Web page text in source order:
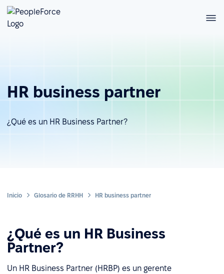
HR business partner
¿Qué es un HR Business Partner?
Inicio Glosario de RRHH HR business partner
¿Qué es un HR Business
Partner?
Un HR Business Partner (HRBP) es un gerente